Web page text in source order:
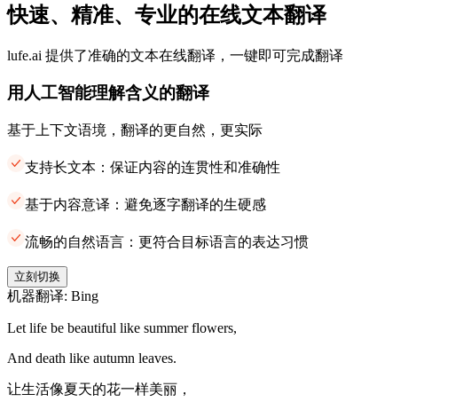
快速、精准、专业的在线文本翻译
lufe.ai 提供了准确的文本在线翻译，一键即可完成翻译
用人工智能理解含义的翻译
基于上下文语境，翻译的更自然，更实际
支持长文本：保证内容的连贯性和准确性
基于内容意译：避免逐字翻译的生硬感
流畅的自然语言：更符合目标语言的表达习惯
立刻切换
机器翻译: Bing
Let life be beautiful like summer flowers,
And death like autumn leaves.
让生活像夏天的花一样美丽，